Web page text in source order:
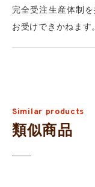
完全受注生産体制
お受けできかねます。
Similar products
類似商品